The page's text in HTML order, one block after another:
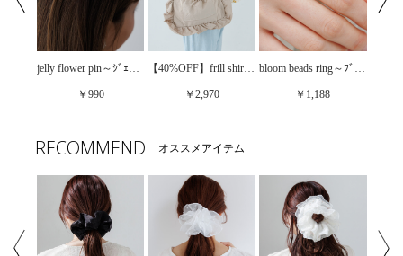
jelly flower pin～ｼﾞｪﾘｰﾌﾗﾜｰﾋﾟﾝ
￥990
【40%OFF】frill shirring bag～ﾌﾘﾙｼｬｰﾘﾝｸﾞﾊﾞｯｸﾞ
￥2,970
bloom beads ring～ﾌﾞﾙｰﾑﾋﾞｰｽﾞﾘﾝｸﾞ
￥1,188
RECOMMEND オススメアイテム